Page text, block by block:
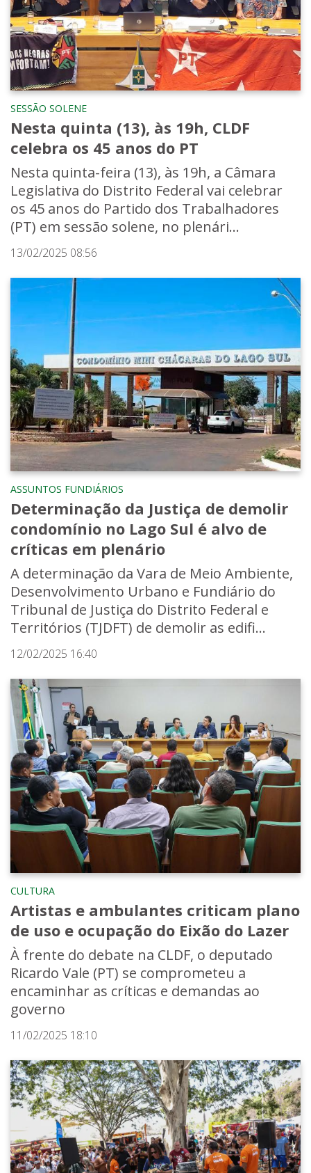
SESSÃO SOLENE
Nesta quinta (13), às 19h, CLDF
celebra os 45 anos do PT
Nesta quinta-feira (13), às 19h, a Câmara
Legislativa do Distrito Federal vai celebrar
os 45 anos do Partido dos Trabalhadores
(PT) em sessão solene, no plenári...
13/02/2025 08:56
ASSUNTOS FUNDIÁRIOS
Determinação da Justiça de demolir
condomínio no Lago Sul é alvo de
críticas em plenário
A determinação da Vara de Meio Ambiente,
Desenvolvimento Urbano e Fundiário do
Tribunal de Justiça do Distrito Federal e
Territórios (TJDFT) de demolir as edifi...
12/02/2025 16:40
CULTURA
Artistas e ambulantes criticam plano
de uso e ocupação do Eixão do Lazer
À frente do debate na CLDF, o deputado
Ricardo Vale (PT) se comprometeu a
encaminhar as críticas e demandas ao
governo
11/02/2025 18:10